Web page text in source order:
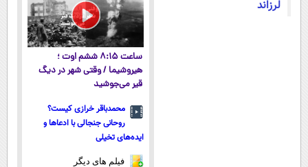
لرزاند
ساعت ۸:۱۵ ششم اوت ؛
هیروشیما / وقتی شهر در دیگ
قیر می‌جوشید
محمدباقر خرازی کیست؟
روحانی جنجالی با ادعاها و
ایده‌های تخیلی
فیلم های دیگر